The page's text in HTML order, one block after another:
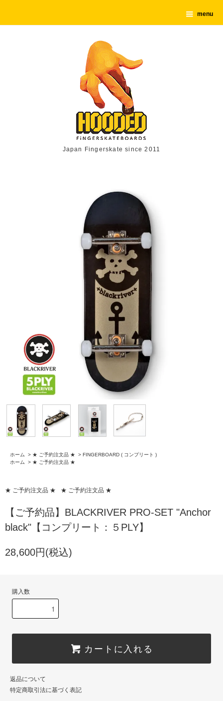
menu
Japan Fingerskate since 2011
ホーム > ★ ご予約注文品 ★ > FINGERBOARD ( コンプリート )
ホーム
> ★ ご予約注文品 ★
★ ご予約注文品 ★ ★ ご予約注文品 ★
【ご予約品】BLACKRIVER PRO-SET "Anchor
black"【コンプリート：５PLY】
28,600円(税込)
購入数
カートに入れる
返品について
特定商取引法に基づく表記